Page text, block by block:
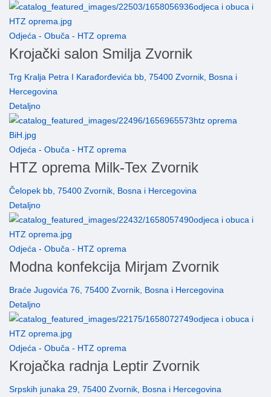
Odjeća - Obuča - HTZ oprema
Krojački salon Smilja Zvornik
Trg Kralja Petra I Karađorđevića bb, 75400 Zvornik, Bosna i
Hercegovina
Detaljno
Odjeća - Obuča - HTZ oprema
HTZ oprema Milk-Tex Zvornik
Čelopek bb, 75400 Zvornik, Bosna i Hercegovina
Detaljno
Odjeća - Obuča - HTZ oprema
Modna konfekcija Mirjam Zvornik
Braće Jugovića 76, 75400 Zvornik, Bosna i Hercegovina
Detaljno
Odjeća - Obuča - HTZ oprema
Krojačka radnja Leptir Zvornik
Srpskih junaka 29, 75400 Zvornik, Bosna i Hercegovina